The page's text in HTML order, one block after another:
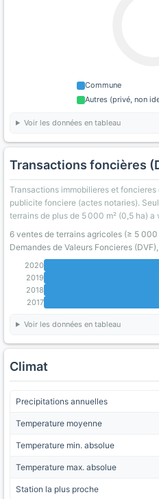
Commune
Autres (privé, non
Voir les données en tableau
Transactions foncières
Transactions immobilieres et
publicite fonciere (actes notaries).
terrains de plus de 5 000 m² (0,5 ha)
6 ventes de terrains agricoles (≥ 5 000
Demandes de Valeurs Foncieres
2020
2019
2018
2017
Voir les données en tableau
Climat
Precipitations annuelles
Temperature moyenne
Temperature min. absolue
Temperature max. absolue
Station la plus proche